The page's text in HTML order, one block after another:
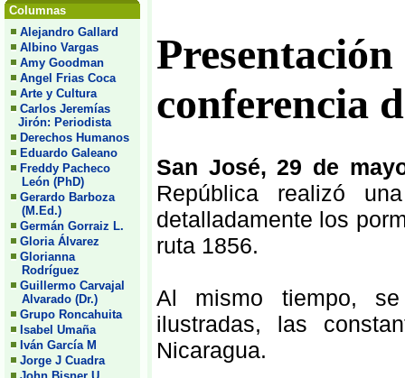
Columnas
Alejandro Gallard
Albino Vargas
Amy Goodman
Angel Frias Coca
Arte y Cultura
Carlos Jeremías
Jirón: Periodista
Derechos Humanos
Eduardo Galeano
Freddy Pacheco
León (PhD)
Gerardo Barboza
(M.Ed.)
Germán Gorraiz L.
Gloria Álvarez
Glorianna
Rodríguez
Guillermo Carvajal
Alvarado (Dr.)
Grupo Roncahuita
Isabel Umaña
Iván García M
Jorge J Cuadra
conferencia
San José, 29 de
República realizó
detalladamente los
ruta 1856.
Al mismo tiempo, se
ilustradas, las
Nicaragua.